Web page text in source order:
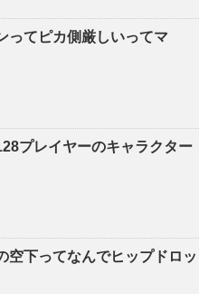
ってピカ側厳しいってマ
プレイヤーのキャラクター
空下ってなんでヒップドロッ